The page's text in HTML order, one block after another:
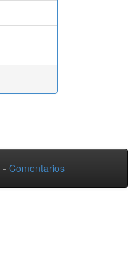
- Comentarios